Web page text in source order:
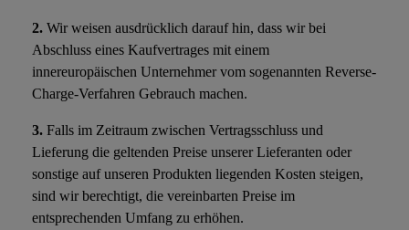
2. Wir weisen ausdrücklich darauf hin, dass wir bei
Abschluss eines Kaufvertrages mit einem
innereuropäischen Unternehmer vom sogenannten Reverse-
Charge-Verfahren Gebrauch machen.
3. Falls im Zeitraum zwischen Vertragsschluss und
Lieferung die geltenden Preise unserer Lieferanten oder
sonstige auf unseren Produkten liegenden Kosten steigen,
sind wir berechtigt, die vereinbarten Preise im
entsprechenden Umfang zu erhöhen.